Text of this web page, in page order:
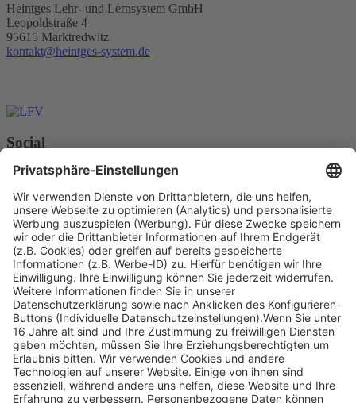
Heintges Lehr- und Lernsystem GmbH
Leopoldstraße 4
95615 Marktredwitz
kontakt@heintges-system.de
Social
Facebook
Youtube
© Copyright - Heintges Lehr- und Lernsystem GmbH
Impressum
Informationspflichten
Datenschutz
Widerrufsbelehrung
Nach oben scrollen
Find Your Way!